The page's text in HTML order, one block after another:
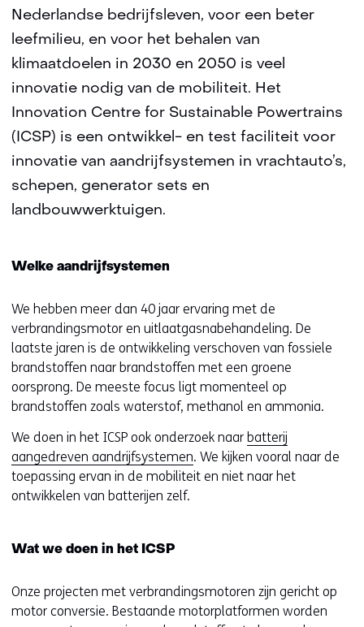
Nederlandse bedrijfsleven, voor een beter
leefmilieu, en voor het behalen van
klimaatdoelen in 2030 en 2050 is veel
innovatie nodig van de mobiliteit. Het
Innovation Centre for Sustainable Powertrains
(ICSP) is een ontwikkel- en test faciliteit voor
innovatie van aandrijfsystemen in vrachtauto’s,
schepen, generator sets en
landbouwwerktuigen.
Welke aandrijfsystemen
We hebben meer dan 40 jaar ervaring met de
verbrandingsmotor en uitlaatgasnabehandeling. De
laatste jaren is de ontwikkeling verschoven van fossiele
brandstoffen naar brandstoffen met een groene
oorsprong. De meeste focus ligt momenteel op
brandstoffen zoals waterstof, methanol en ammonia.
We doen in het ICSP ook onderzoek naar batterij
aangedreven aandrijfsystemen. We kijken vooral naar de
toepassing ervan in de mobiliteit en niet naar het
ontwikkelen van batterijen zelf.
Wat we doen in het ICSP
Onze projecten met verbrandingsmotoren zijn gericht op
motor conversie. Bestaande motorplatformen worden